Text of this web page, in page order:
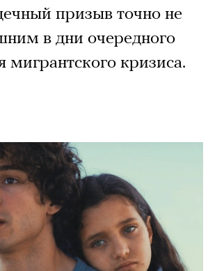
призыв точно не
в дни очередного
мигрантского кризиса.